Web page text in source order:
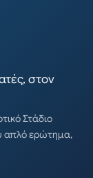
στον
Στάδιο
απλό ερώτημα,